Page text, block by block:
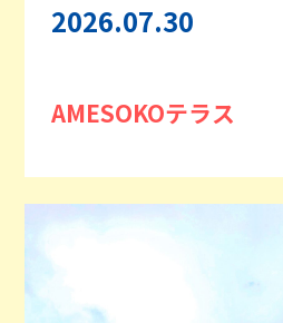
2026.07.30
AMESOKOテラス